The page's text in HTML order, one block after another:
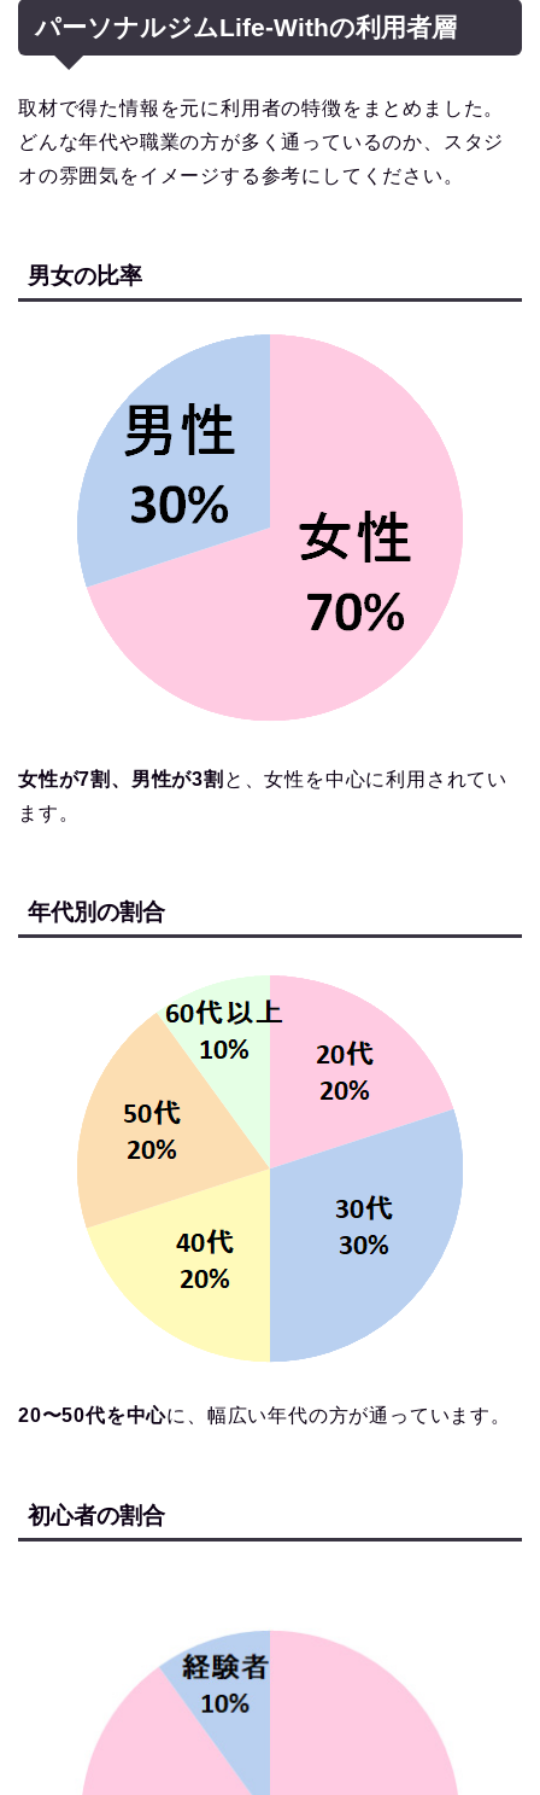
パーソナルジムLife-Withの利用者層
取材で得た情報を元に利用者の特徴をまとめました。
どんな年代や職業の方が多く通っているのか、スタジ
オの雰囲気をイメージする参考にしてください。
男女の比率
女性が7割、男性が3割 と、女性を中心に利用されてい
ます。
年代別の割合
20〜50代を中心に、幅広い年代の方が通っています。
初心者の割合